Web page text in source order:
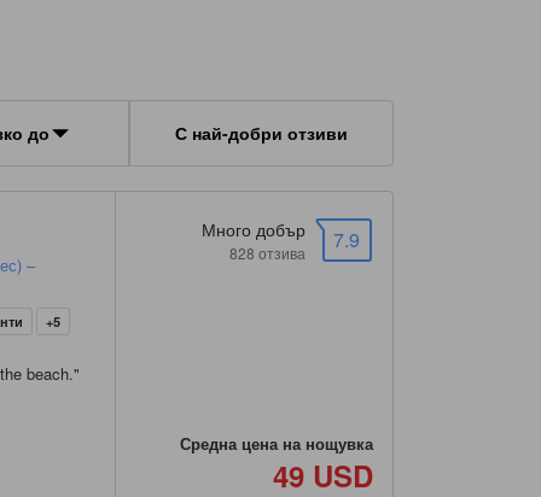
до С най-добри отзиви
–
+5
beach."
7.9
Много добър
828 отзива
Средна цена на нощувка
49 USD